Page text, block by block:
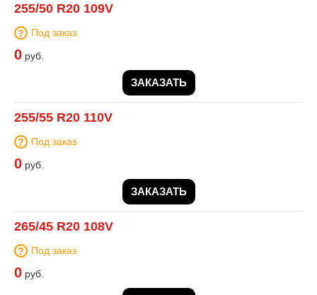
255/50 R20 109V
Под заказ
0 руб.
ЗАКАЗАТЬ
255/55 R20 110V
Под заказ
0 руб.
ЗАКАЗАТЬ
265/45 R20 108V
Под заказ
0 руб.